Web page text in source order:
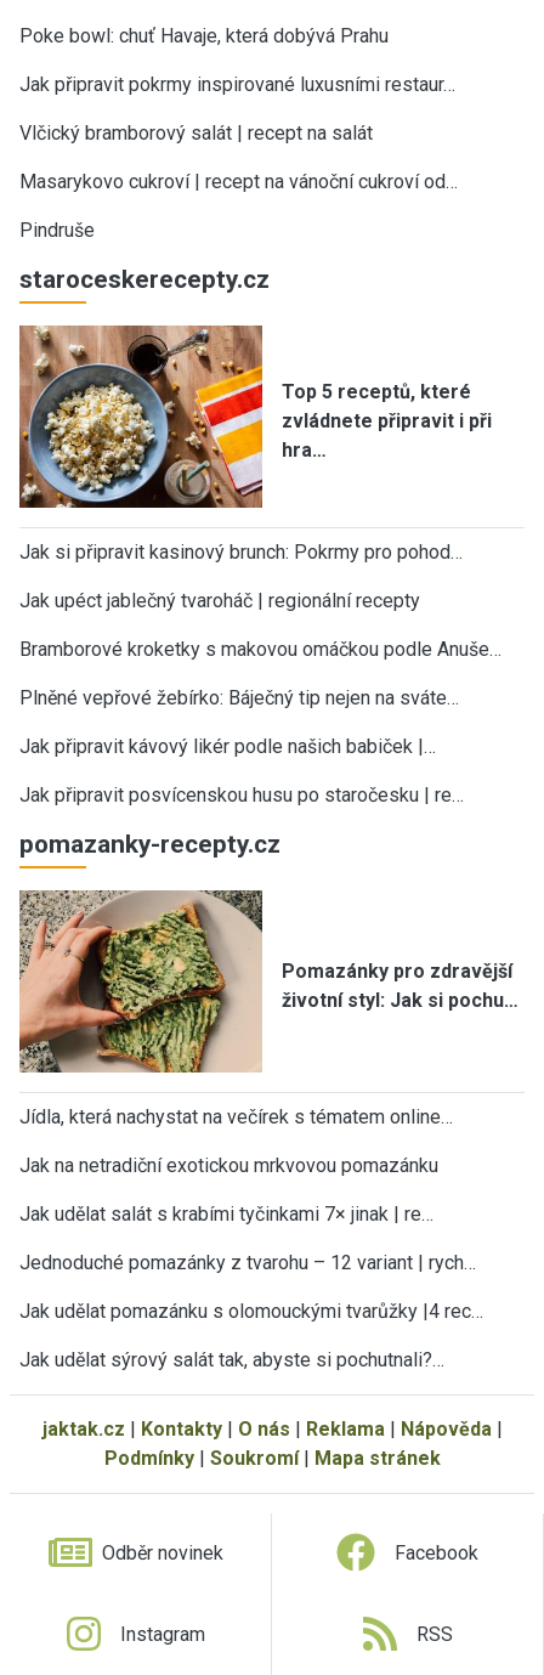
Poke bowl: chuť Havaje, která dobývá Prahu
Jak připravit pokrmy inspirované luxusními restaur…
Vlčický bramborový salát | recept na salát
Masarykovo cukroví | recept na vánoční cukroví od…
Pindruše
staroceskerecepty.cz
Top 5 receptů, které
zvládnete připravit i při
hra…
Jak si připravit kasinový brunch: Pokrmy pro pohod…
Jak upéct jablečný tvaroháč | regionální recepty
Bramborové kroketky s makovou omáčkou podle Anuše…
Plněné vepřové žebírko: Báječný tip nejen na sváte…
Jak připravit kávový likér podle našich babiček |…
Jak připravit posvícenskou husu po staročesku | re…
pomazanky-recepty.cz
Pomazánky pro zdravější
životní styl: Jak si pochu…
Jídla, která nachystat na večírek s tématem online…
Jak na netradiční exotickou mrkvovou pomazánku
Jak udělat salát s krabími tyčinkami 7× jinak | re…
Jednoduché pomazánky z tvarohu – 12 variant | rych…
Jak udělat pomazánku s olomouckými tvarůžky |4 rec…
Jak udělat sýrový salát tak, abyste si pochutnali?…
jaktak.cz | Kontakty| O nás | Reklama | Nápověda |
Podmínky| Soukromí| Mapa stránek
Odběr novinek Facebook
Instagram RSS